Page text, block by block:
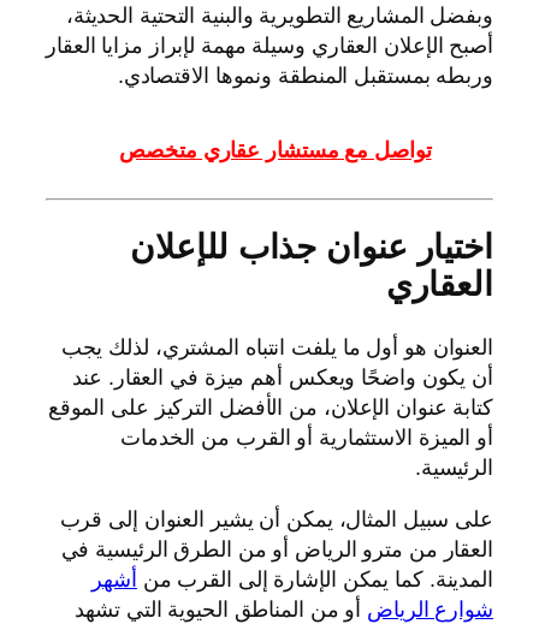
وبفضل المشاريع التطويرية والبنية التحتية الحديثة،
أصبح الإعلان العقاري وسيلة مهمة لإبراز مزايا العقار
وربطه بمستقبل المنطقة ونموها الاقتصادي.
تواصل مع مستشار عقاري متخصص
اختيار عنوان جذاب للإعلان
العقاري
العنوان هو أول ما يلفت انتباه المشتري، لذلك يجب
أن يكون واضحًا ويعكس أهم ميزة في العقار. عند
كتابة عنوان الإعلان، من الأفضل التركيز على الموقع
أو الميزة الاستثمارية أو القرب من الخدمات
الرئيسية.
على سبيل المثال، يمكن أن يشير العنوان إلى قرب
العقار من مترو الرياض أو من الطرق الرئيسية في
المدينة. كما يمكن الإشارة إلى القرب من أشهر
شوارع الرياض أو من المناطق الحيوية التي تشهد